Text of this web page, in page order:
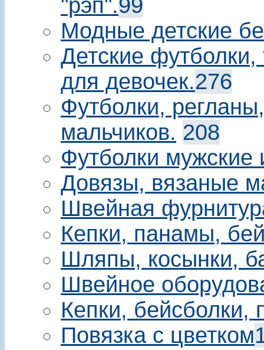
"рэп".99
Модные детские
Детские
для девочек.276
Футболки,
мальчиков. 208
Футболки мужские
Довязы, вязаные
Швейная
Кепки, панамы,
Шляпы, косынки,
Швейное
Кепки,
Повязка с цветком